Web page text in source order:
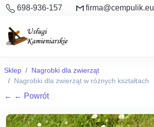
698-936-157 firma@cempulik.eu
Sklep
Nagrobki dla zwierząt
Nagrobki dla zwierząt w różnych kształtach
← ← Powrót